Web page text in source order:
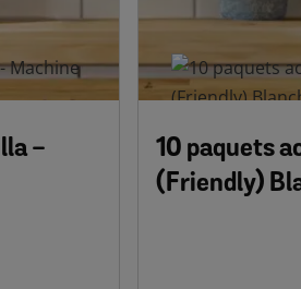
-
10 paquets
(Friendly)